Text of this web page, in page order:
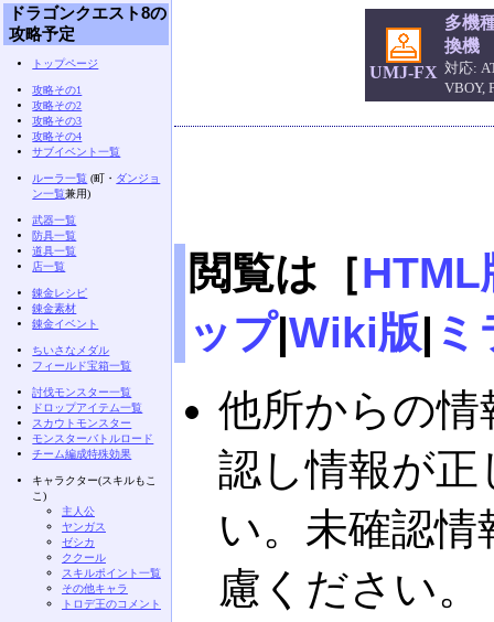
UMJ-FX
多機
換機
対応:
VBOY,
閲覧は［HTML
ップ|Wiki版| ミ
他所からの情
認し情報が
い。未確認
慮ください。
ドラゴンクエスト8の
攻略予定
トップページ
攻略その1
攻略その2
攻略その3
攻略その4
サブイベント一覧
ルーラ一覧 (町・ ダンジョ
ン一覧兼用)
武器一覧
防具一覧
道具一覧
店一覧
錬金レシピ
錬金素材
錬金イベント
ちいさなメダル
フィールド宝箱一覧
討伐モンスター一覧
ドロップアイテム一覧
スカウトモンスター
モンスターバトルロード
チーム編成特殊効果
キャラクター(スキルもこ
こ)
主人公
ヤンガス
ゼシカ
ククール
スキルポイント一覧
その他キャラ
トロデ王のコメント